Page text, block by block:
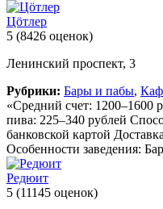
Цöтлер
5 (8426 оценок)
Ленинский проспект, 3
Рубрики: Бары и пабы,
«Средний счет: 1200–1600
пива: 225–340 рублей
банковской картой
Особенности заведения:
Редюит
5 (11145 оценок)